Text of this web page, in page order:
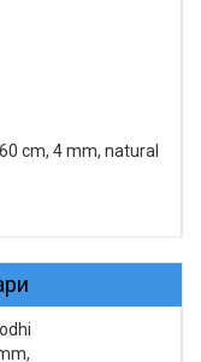
cm, 4 mm, natural